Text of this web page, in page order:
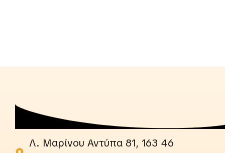
Λ. Μαρίνου Αντύπα 81, 163 46